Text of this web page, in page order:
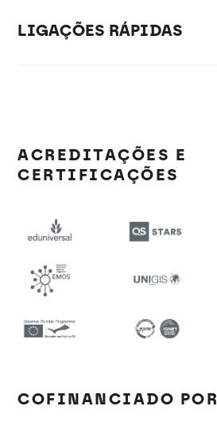
LIGAÇÕES RÁPIDAS
ACREDITAÇÕES E
CERTIFICAÇÕES
COFINANCIADO POR